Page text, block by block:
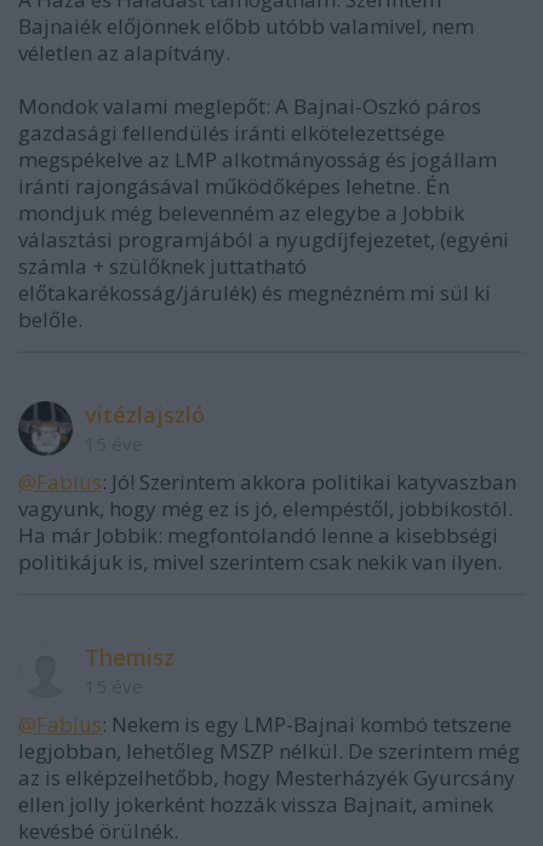
Bajnaiék előjönnek előbb utóbb valamivel, nem
véletlen az alapítvány.
Mondok valami meglepőt: A Bajnai-Oszkó páros
gazdasági fellendülés iránti elkötelezettsége
megspékelve az LMP alkotmányosság és jogállam
iránti rajongásával működőképes lehetne. Én
mondjuk még belevenném az elegybe a Jobbik
választási programjából a nyugdíjfejezetet, (egyéni
számla + szülőknek juttatható
előtakarékosság/járulék) és megnézném mi sül ki
belőle.
vitézlajszló
@Fabius: Jó! Szerintem akkora politikai katyvaszban
vagyunk, hogy még ez is jó, elempéstől, jobbikostól.
Ha már Jobbik: megfontolandó lenne a kisebbségi
politikájuk is, mivel szerintem csak nekik van ilyen.
Themisz
@Fabius: Nekem is egy LMP-Bajnai kombó tetszene
legjobban, lehetőleg MSZP nélkül. De szerintem még
az is elképzelhetőbb, hogy Mesterházyék Gyurcsány
ellen jolly jokerként hozzák vissza Bajnait, aminek
kevésbé örülnék.